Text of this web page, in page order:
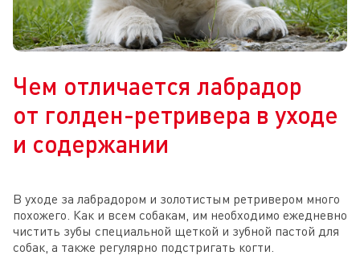
Чем отличается лабрадор
от голден-ретривера в уходе
и содержании
В уходе за лабрадором и золотистым ретривером много
похожего. Как и всем собакам, им необходимо ежедневно
чистить зубы специальной щеткой и зубной пастой для
собак, а также регулярно подстригать когти.